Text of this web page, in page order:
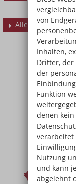
von
Inhalten,
Dritter, der
der
Funktion
denen kein
verarbeitet
Nutzung
und kann
abgelehnt
Alle Termine